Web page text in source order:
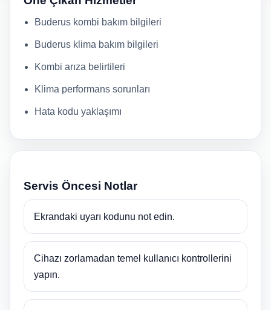
Buderus kombi bakım bilgileri
Buderus klima bakım bilgileri
Kombi arıza belirtileri
Klima performans sorunları
Hata kodu yaklaşımı
Servis Öncesi Notlar
Ekrandaki uyarı kodunu not edin.
Cihazı zorlamadan temel kullanıcı kontrollerini
yapın.